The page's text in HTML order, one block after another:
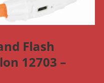
Flash
12703 –